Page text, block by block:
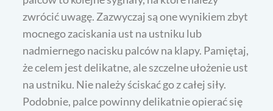
zwrócić uwagę. Zazwyczaj są one wynikiem zbyt
mocnego zaciskania ust na ustniku lub
nadmiernego nacisku palców na klapy. Pamiętaj,
że celem jest delikatne, ale szczelne ułożenie ust
na ustniku. Nie należy ściskać go z całej siły.
Podobnie, palce powinny delikatnie opierać się